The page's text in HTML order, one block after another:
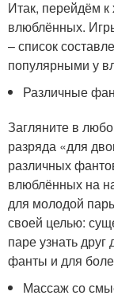
Итак, перейдём к
влюблённых.
– список
популярными у
Различные
Загляните в
разряда «для
различных
влюблённых на
для молодой
своей целью:
паре узнать
фанты и для
Массаж со